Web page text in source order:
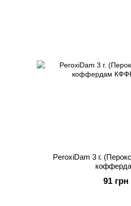
PeroxiDam 3 г.
91 грн